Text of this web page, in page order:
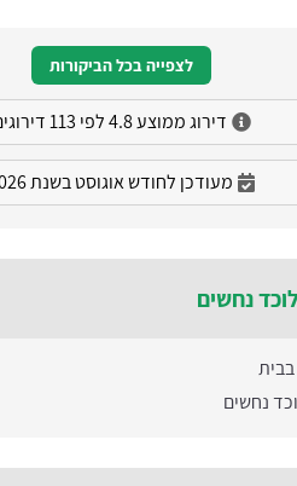
לצפייה בכל הביקורות
דירוג ממוצע 4.8 לפי 113 דירוגים
מעודכן לחודש אוגוסט בשנת 2026
לוכד נחשים
נחשים